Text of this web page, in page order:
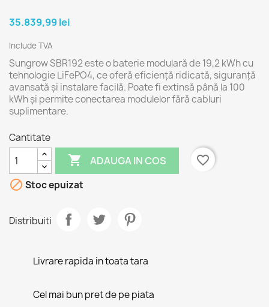
35.839,99 lei
Include TVA
Sungrow SBR192 este o baterie modulară de 19,2 kWh cu
tehnologie LiFePO4, ce oferă eficiență ridicată, siguranță
avansată și instalare facilă. Poate fi extinsă până la 100
kWh și permite conectarea modulelor fără cabluri
suplimentare.
Cantitate
 ADAUGA IN COS
favorite_border
 Stoc epuizat
Distribuiti
Livrare rapida in toata tara
Cel mai bun pret de pe piata